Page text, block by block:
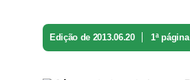
Edição de 2013.06.20 1ª página